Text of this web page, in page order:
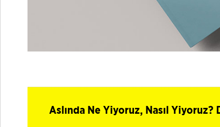
Aslında Ne Yiyoruz, Nasıl Yiyoruz?